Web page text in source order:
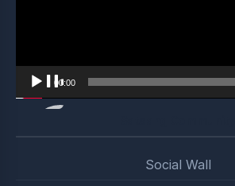
00:00
Social Wall